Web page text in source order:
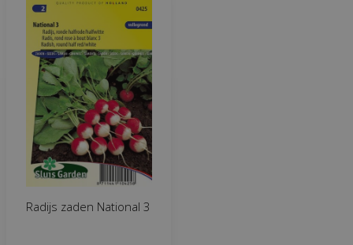
Radijs zaden National 3